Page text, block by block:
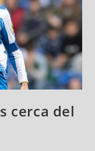
cerca del